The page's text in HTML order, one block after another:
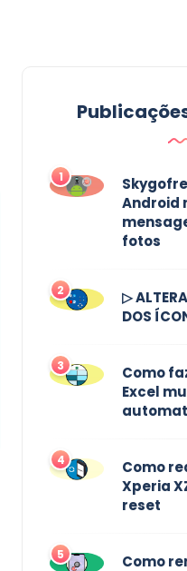
1
Android
fotos
2
▷
DOS
3
Como
Excel
4
Como
Xperia
reset
5
Como